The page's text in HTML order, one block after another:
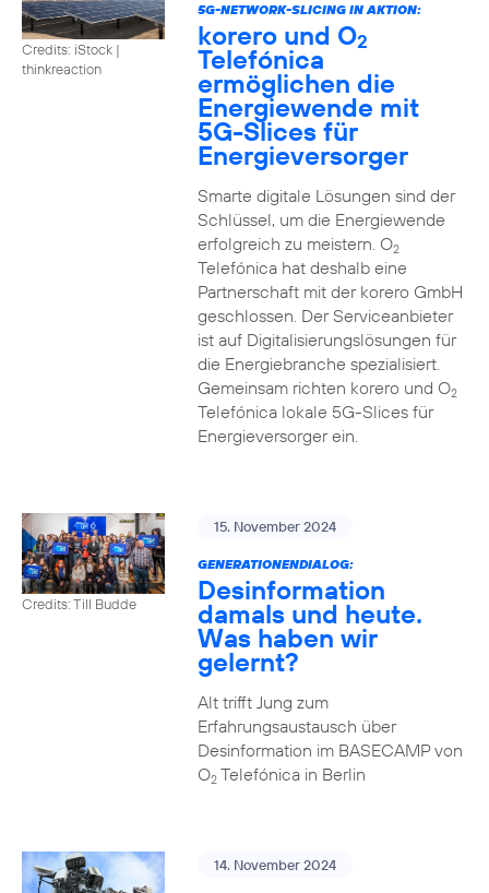
Credits: iStock |
thinkreaction
5G-NETWORK-SLICING IN AKTION:
korero und O2
Telefónica
ermöglichen die
Energiewende mit
5G-Slices für
Energieversorger
Smarte digitale Lösungen sind der
Schlüssel, um die Energiewende
erfolgreich zu meistern. O2
Telefónica hat deshalb eine
Partnerschaft mit der korero GmbH
geschlossen. Der Serviceanbieter
ist auf Digitalisierungslösungen für
die Energiebranche spezialisiert.
Gemeinsam richten korero und O2
Telefónica lokale 5G-Slices für
Energieversorger ein.
Credits: Till Budde
15. November 2024
GENERATIONENDIALOG:
Desinformation
damals und heute.
Was haben wir
gelernt?
Alt trifft Jung zum
Erfahrungsaustausch über
Desinformation im BASECAMP von
O2Telefónica in Berlin
14. November 2024